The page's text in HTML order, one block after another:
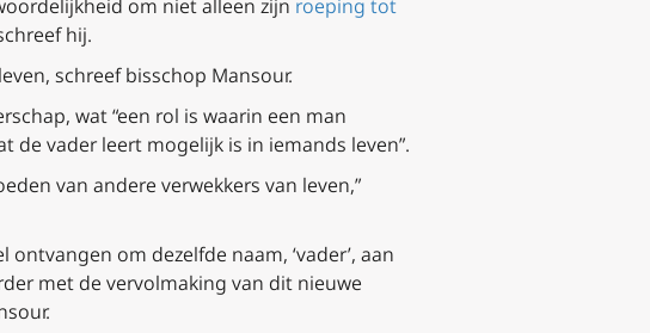
om niet alleen zijn roeping tot
hij.
schreef bisschop Mansour.
wat “een rol is waarin een man
vader leert mogelijk is in iemands leven”.
van andere verwekkers van leven,”
om dezelfde naam, ‘vader’, aan
met de vervolmaking van dit nieuwe